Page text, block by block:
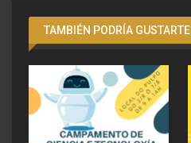
TAMBIÉN PODRÍA GUSTARTE